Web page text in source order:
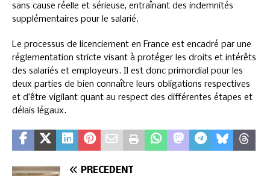
sans cause réelle et sérieuse, entraînant des indemnités
supplémentaires pour le salarié.
Le processus de licenciement en France est encadré par une
réglementation stricte visant à protéger les droits et intérêts
des salariés et employeurs. Il est donc primordial pour les
deux parties de bien connaître leurs obligations respectives
et d’être vigilant quant au respect des différentes étapes et
délais légaux.
PRÉCÉDENT